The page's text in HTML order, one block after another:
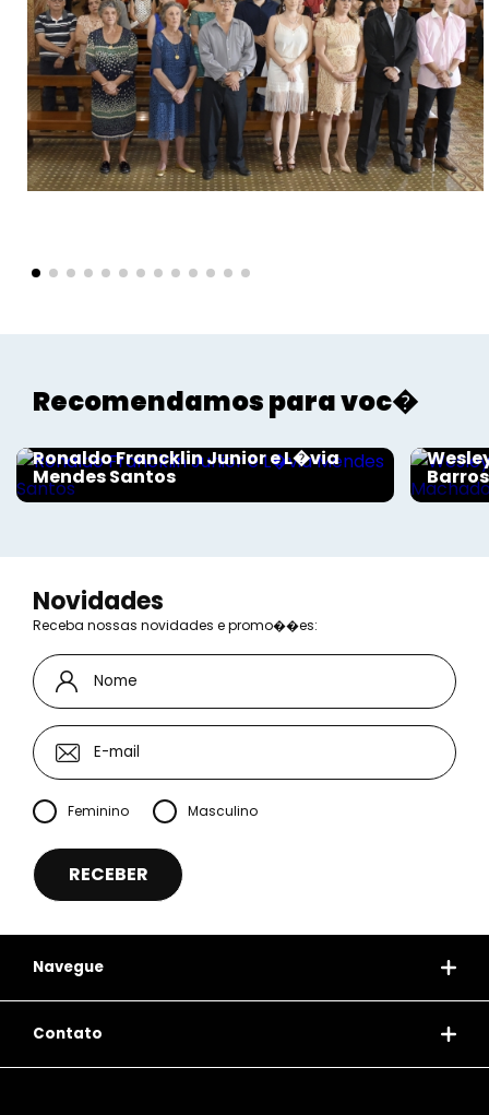
Voltar
Recomendamos para voc�
Ronaldo Francklin Junior e L�via
Mendes Santos
Novidades
Receba nossas novidades e promo��es:
Feminino Masculino
Navegue
Contato